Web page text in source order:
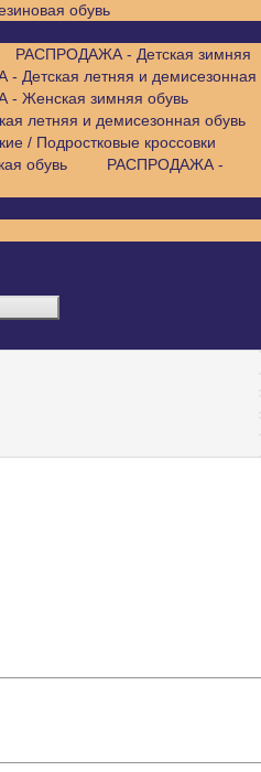
обувь
РАСПРОДАЖА - Детская зимняя
Детская летняя и демисезонная
Женская зимняя обувь
летняя и демисезонная обувь
/ Подростковые кроссовки
обувь
РАСПРОДАЖА -